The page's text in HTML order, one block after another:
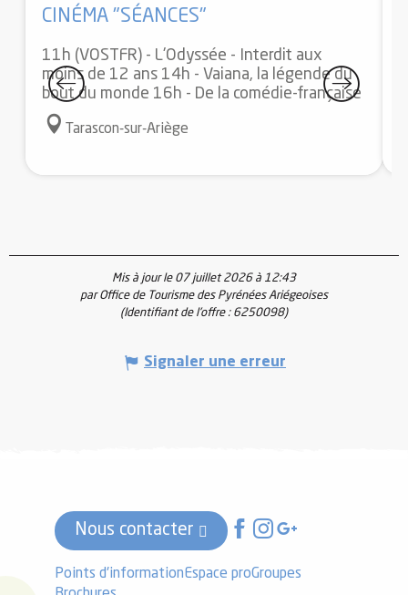
CINÉMA "SÉANCES"
11h (VOSTFR) - L'Odyssée - Interdit aux
moins de 12 ans 14h - Vaiana, la légende du
bout du monde 16h - De la comédie-française
Tarascon-sur-Ariège
Mis à jour le 07 juillet 2026 à 12:43
par Office de Tourisme des Pyrénées Ariégeoises
(Identifiant de l'offre : 6250098)
Signaler une erreur
Nous contacter
Points d'informationEspace proGroupes